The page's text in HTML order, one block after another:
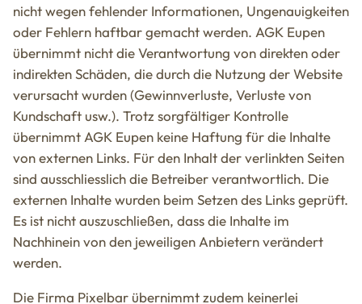
nicht wegen fehlender Informationen, Ungenauigkeiten
oder Fehlern haftbar gemacht werden. AGK Eupen
übernimmt nicht die Verantwortung von direkten oder
indirekten Schäden, die durch die Nutzung der Website
verursacht wurden (Gewinnverluste, Verluste von
Kundschaft usw.). Trotz sorgfältiger Kontrolle
übernimmt AGK Eupen keine Haftung für die Inhalte
von externen Links. Für den Inhalt der verlinkten Seiten
sind ausschliesslich die Betreiber verantwortlich. Die
externen Inhalte wurden beim Setzen des Links geprüft.
Es ist nicht auszuschließen, dass die Inhalte im
Nachhinein von den jeweiligen Anbietern verändert
werden.
Die Firma Pixelbar übernimmt zudem keinerlei